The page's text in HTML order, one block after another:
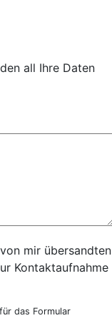
all Ihre Daten
mir übersandten
Kontaktaufnahme
das Formular